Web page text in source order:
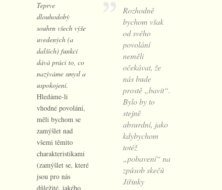
Rozhodně
bychom však
od svého
povolání
neměli
očekávat, že
nás bude
prostě „bavit“.
Bylo by to
stejně
absurdní, jako
kdybychom
totéž
„pobavení“ na
způsob skečů
Jiřinky
Teprve
dlouhodobý
souhrn všech výše
uvedených (a
dalších) funkcí
dává práci to, co
nazýváme smysl a
uspokojení.
Hledáme-li
vhodné povolání,
měli bychom se
zamýšlet nad
všemi těmito
charakteristikami
(zamýšlet se, které
jsou pro nás
důležité, jakého